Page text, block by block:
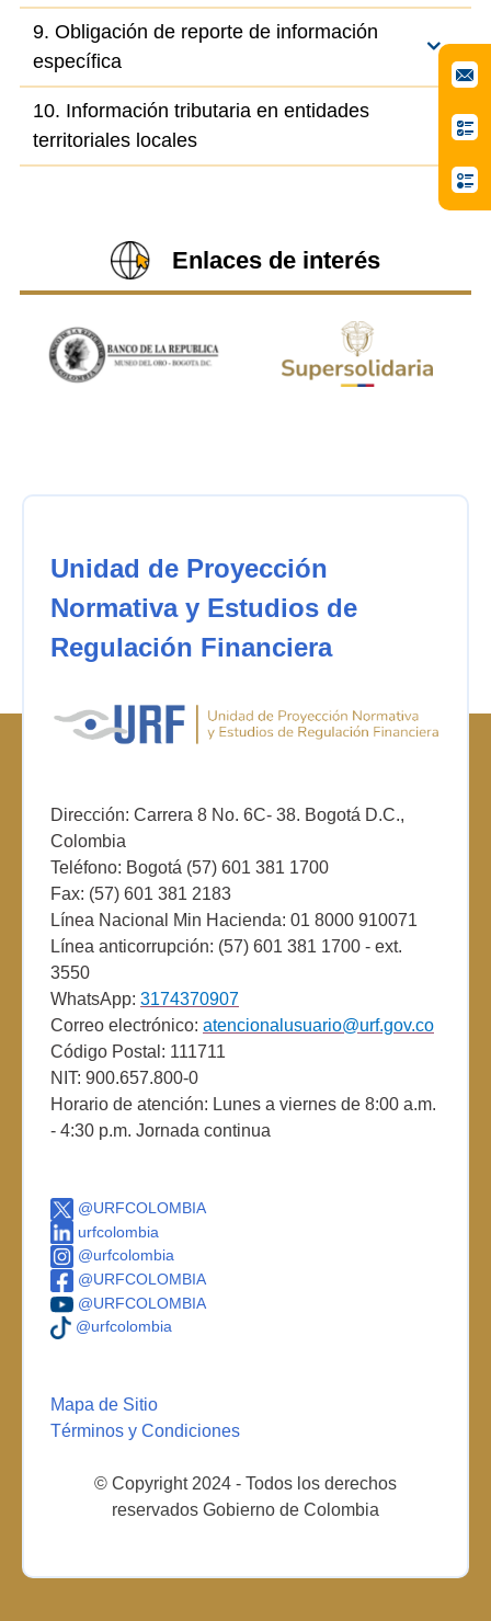
9. Obligación de reporte de información
específica
10. Información tributaria en entidades
territoriales locales
Enlaces de interés
Unidad de Proyección
Normativa y Estudios de
Regulación Financiera
Dirección: Carrera 8 No. 6C- 38. Bogotá D.C.,
Colombia
Teléfono: Bogotá (57) 601 381 1700
Fax: (57) 601 381 2183
Línea Nacional Min Hacienda: 01 8000 910071
Línea anticorrupción: (57) 601 381 1700 - ext.
3550
WhatsApp: 3174370907
Correo electrónico: atencionalusuario@urf.gov.co
Código Postal: 111711
NIT: 900.657.800-0
Horario de atención: Lunes a viernes de 8:00 a.m.
- 4:30 p.m. Jornada continua
@URFCOLOMBIA
urfcolombia
@urfcolombia
@URFCOLOMBIA
@URFCOLOMBIA
@urfcolombia
Mapa de Sitio
Términos y Condiciones
© Copyright 2024 - Todos los derechos
reservados Gobierno de Colombia